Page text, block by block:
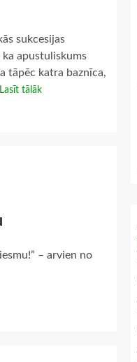
sukcesijas
apustuliskums
tāpēc katra baznīca,
Lasīt tālāk
– arvien no